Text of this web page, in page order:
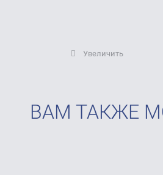
Увеличить
ВАМ ТАКЖЕ